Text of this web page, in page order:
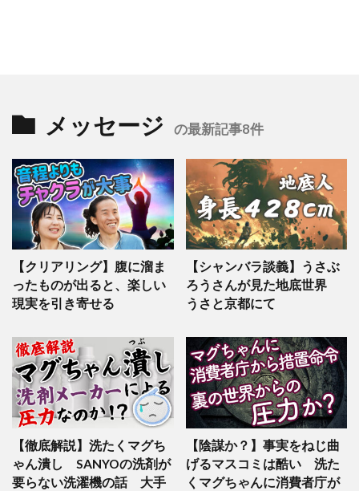
メッセージ の最新記事8件
【クリアリング】腹に溜ま
ったものが出ると、楽しい
現実を引き寄せる
【シャンバラ談義】うさぶ
ろうさんが見た地底世界
うさと京都にて
【徹底解説】洗たくマグち
ゃん潰し SANYOの洗剤が
要らない洗濯機の話 大手
【陰謀か？】事実をねじ曲
げるマスコミは酷い 洗た
くマグちゃんに消費者庁が